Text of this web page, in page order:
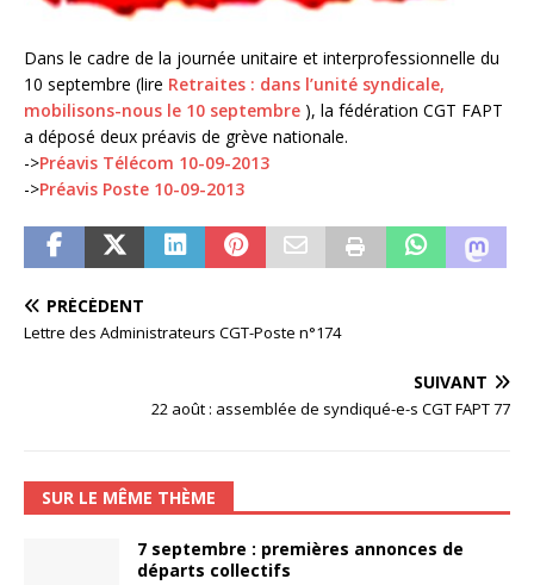
Dans le cadre de la journée unitaire et interprofessionnelle du
10 septembre (lire Retraites : dans l’unité syndicale,
mobilisons-nous le 10 septembre ), la fédération CGT FAPT
a déposé deux préavis de grève nationale.
->Préavis Télécom 10-09-2013
->Préavis Poste 10-09-2013
PRÉCÉDENT
Lettre des Administrateurs CGT-Poste n°174
SUIVANT
22 août : assemblée de syndiqué-e-s CGT FAPT 77
SUR LE MÊME THÈME
7 septembre : premières annonces de
départs collectifs